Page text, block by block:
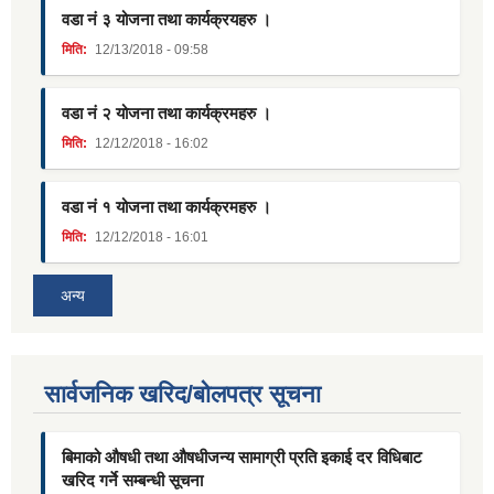
वडा नं ३ योजना तथा कार्यक्रयहरु ।
मिति: 12/13/2018 - 09:58
वडा नं २ योजना तथा कार्यक्रमहरु ।
मिति: 12/12/2018 - 16:02
वडा नं १ योजना तथा कार्यक्रमहरु ।
मिति: 12/12/2018 - 16:01
अन्य
सार्वजनिक खरिद/बोलपत्र सूचना
बिमाको औषधी तथा औषधीजन्य सामाग्री प्रति इकाई दर विधिबाट
खरिद गर्ने सम्बन्धी सूचना